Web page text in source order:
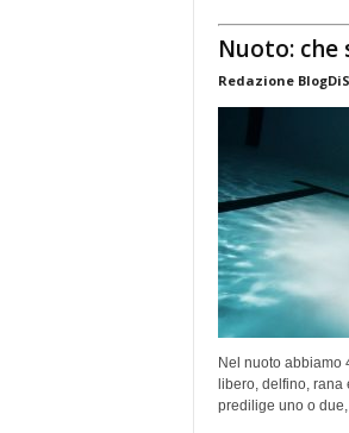
Nuoto: che
Redazione
Nel nuoto abbiamo
libero, delfino, rana
predilige uno o due,